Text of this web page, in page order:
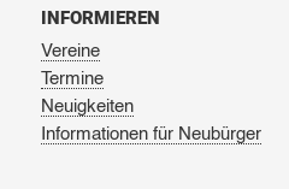
INFORMIEREN
Vereine
Termine
Neuigkeiten
Informationen für Neubürger